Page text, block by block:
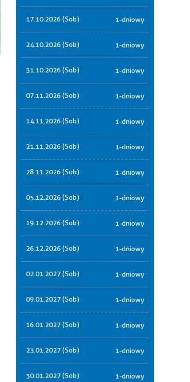
17.10.2026 (Sob) 1-dniowy
24.10.2026 (Sob) 1-dniowy
31.10.2026 (Sob) 1-dniowy
07.11.2026 (Sob) 1-dniowy
14.11.2026 (Sob) 1-dniowy
21.11.2026 (Sob) 1-dniowy
28.11.2026 (Sob) 1-dniowy
05.12.2026 (Sob) 1-dniowy
19.12.2026 (Sob) 1-dniowy
26.12.2026 (Sob) 1-dniowy
02.01.2027 (Sob) 1-dniowy
09.01.2027 (Sob) 1-dniowy
16.01.2027 (Sob) 1-dniowy
23.01.2027 (Sob) 1-dniowy
30.01.2027 (Sob) 1-dniowy